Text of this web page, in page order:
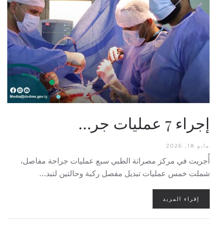
إجراء 7 عمليات جر…
مايو 18, 2026
أُجريت في مركز مصراتة الطبي سبع عمليات جراحة مفاصل،
شملت خمس عمليات تبديل مفصل ركبة وحالتين لتبد…
إقراء المزيد